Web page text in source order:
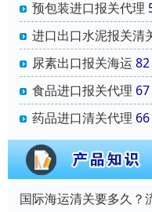
预包装进口报关代理
进口出口水泥报关清
尿素出口报关海运 82
食品进口报关代理 67
药品进口清关代理 66
国际海运清关要多久？